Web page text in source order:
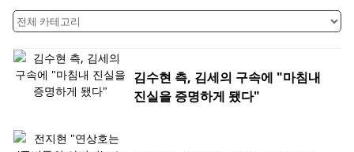
김수현 측, 김세의 구속에 "마침내
진실을 증명하게 됐다"